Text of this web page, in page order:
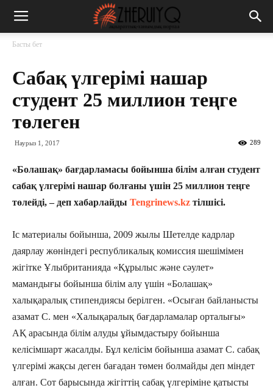
Басты бет
Сабақ үлгерімі нашар
студент 25 миллион теңге
төлеген
Наурыз 1, 2017 289
«Болашақ» бағдарламасы бойынша білім алған студент
сабақ үлгерімі нашар болғаны үшін 25 миллион теңге
төлейді, – деп хабарлайды Tengrinews.kz тілшісі.
Іс материалы бойынша, 2009 жылы Шетелде кадрлар
даярлау жөніндегі республикалық комиссия шешімімен
жігітке Ұлыбританияда «Құрылыс және сәулет»
мамандығы бойынша білім алу үшін «Болашақ»
халықаралық стипендиясы берілген. «Осыған байланысты
азамат С. мен «Халықаралық бағдарламалар орталығы»
АҚ арасында білім алуды ұйымдастыру бойынша
келісімшарт жасалды. Бұл келісім бойынша азамат С. сабақ
үлгерімі жақсы деген бағадан төмен болмайды деп міндет
алған. Сот барысында жігіттің сабақ үлгеріміне қатысты